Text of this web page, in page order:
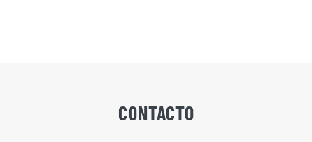
CONTACTO